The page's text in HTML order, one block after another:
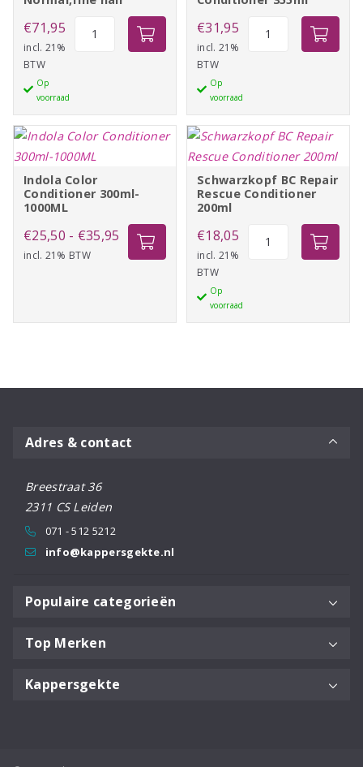
€71,95
incl. 21%
BTW
Op
voorraad
Mediceuticals
aantal
€31,95
incl. 21%
BTW
Op
voorraad
Indola Color
Conditioner 300ml-
1000ML
€25,50 - €35,95 Prijsklasse:
€25,50
incl. 21% BTW
Schwarzkopf BC Repair
Rescue Conditioner
200ml
€18,05
incl. 21%
BTW
Op
voorraad
Schwarzkopf
Adres & contact
Breestraat 36
2311 CS Leiden
071 - 512 5212
info@kappersgekte.nl
Populaire categorieën
Top Merken
Kappersgekte